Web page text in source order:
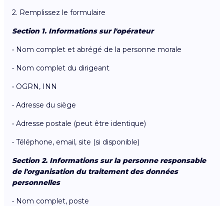
2. Remplissez le formulaire
Section 1. Informations sur l'opérateur
• Nom complet et abrégé de la personne morale
• Nom complet du dirigeant
• OGRN, INN
• Adresse du siège
• Adresse postale (peut être identique)
• Téléphone, email, site (si disponible)
Section 2. Informations sur la personne responsable
de l'organisation du traitement des données
personnelles
• Nom complet, poste